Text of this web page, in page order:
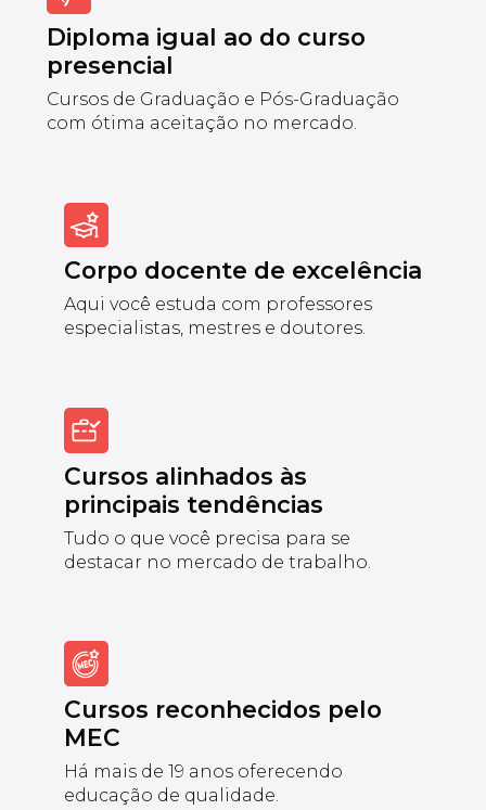
Diploma igual ao do curso
presencial
Cursos de Graduação e Pós-Graduação
com ótima aceitação no mercado.
Corpo docente de excelência
Aqui você estuda com professores
especialistas, mestres e doutores.
Cursos alinhados às
principais tendências
Tudo o que você precisa para se
destacar no mercado de trabalho.
Cursos reconhecidos pelo
MEC
Há mais de 19 anos oferecendo
educação de qualidade.